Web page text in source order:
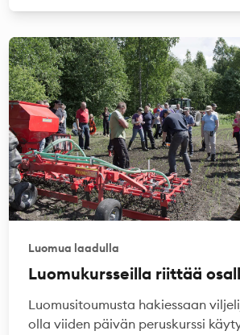
Luomua laadulla
Luomukursseilla riittää
Luomusitoumusta hakiessaan
olla viiden päivän peruskurssi